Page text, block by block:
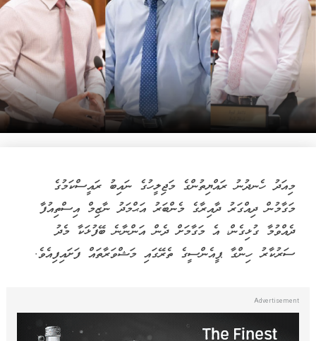
މިއަދު ހެނދުނު ރައްޔިތުންގެ މަޖިލީހުގެ ނައިބު ރައީސްކަމުގެ
މަގާމުން ދިއްގަރު ދާއިރާގެ މެންބަރު އަޙްމަދު ނާޒިމް އިސްތިއުފާ
ދެއްވުމާ ގުޅިގެން، އެ މަގާމަށް ދެން އަންނާނެ ބޭފުޅަކާ މެދު
ސަރުކާރު ހިންގާ ޕީއެންސީގެ ތެރޭގައި މަޝްވަރާތައް ފަށައިފިއެވެ.